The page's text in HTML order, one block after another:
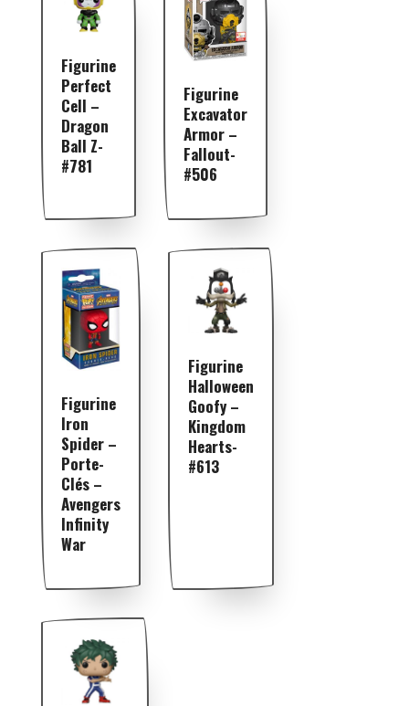
Figurine
Perfect
Cell –
Dragon
Ball Z-
#781
Figurine
Excavator
Armor –
Fallout-
#506
Figurine
Iron
Spider –
Porte-
Clés –
Avengers
Infinity
War
Figurine
Halloween
Goofy –
Kingdom
Hearts-
#613